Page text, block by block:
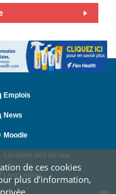
Emplois
News
Moodle
Location des locaux
Liens utiles
de ces cookies
plus d’information,